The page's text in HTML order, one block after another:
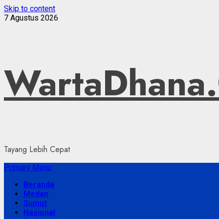
Skip to content
7 Agustus 2026
Tayang Lebih Cepat
Primary Menu
Beranda
Medan
Sumut
Nasional